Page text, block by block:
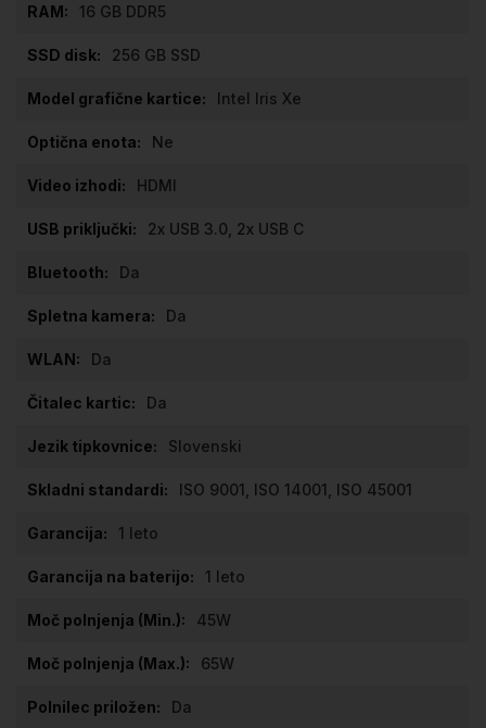
16 GB DDR5
256 GB SSD
Intel Iris Xe
Ne
HDMI
2x USB 3.0, 2x USB C
Da
Da
Da
Da
Slovenski
ISO 9001, ISO 14001, ISO 45001
1 leto
1 leto
45W
65W
Da